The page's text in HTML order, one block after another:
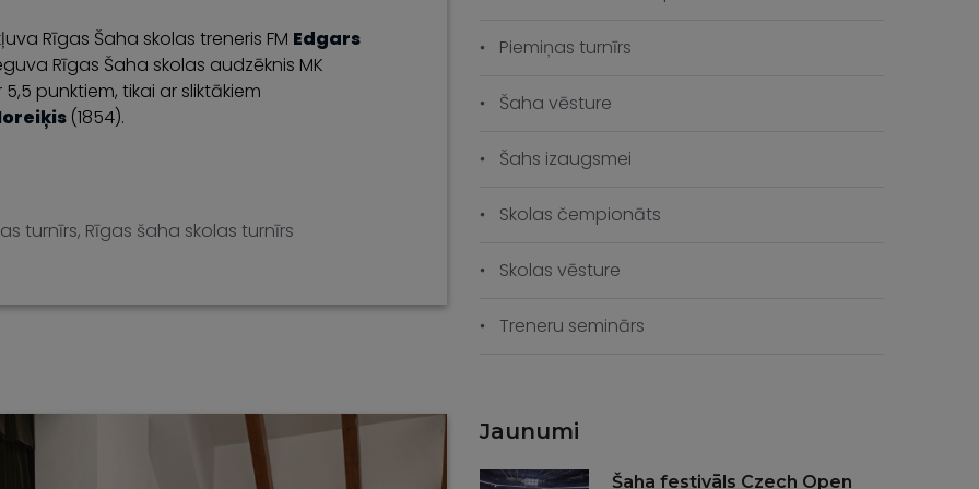
Rīgas Šaha skolas treneris FM Edgars
Rīgas Šaha skolas audzēknis MK
5,5 punktiem, tikai ar sliktākiem
(1854).
turnīrs, Rīgas šaha skolas turnīrs
Piemiņas turnīrs
Šaha vēsture
Šahs izaugsmei
Skolas čempionāts
Skolas vēsture
Treneru seminārs
Jaunumi
Šaha festivāls Czech Open